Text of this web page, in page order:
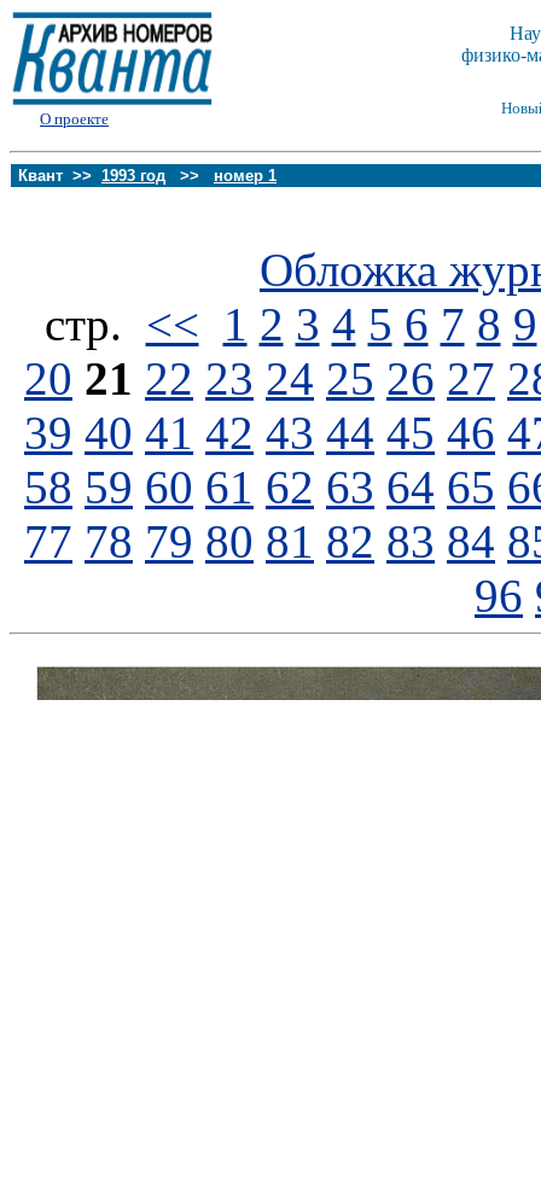
О проекте
физико-
Квант >> 1993 год >> номер 1
Обложка
стp. << 1 2 3 4 5 6 7 8 9
20 21 22 23 24 25 26 27
39 40 41 42 43 44 45 46
58 59 60 61 62 63 64 65
77 78 79 80 81 82 83 84
96